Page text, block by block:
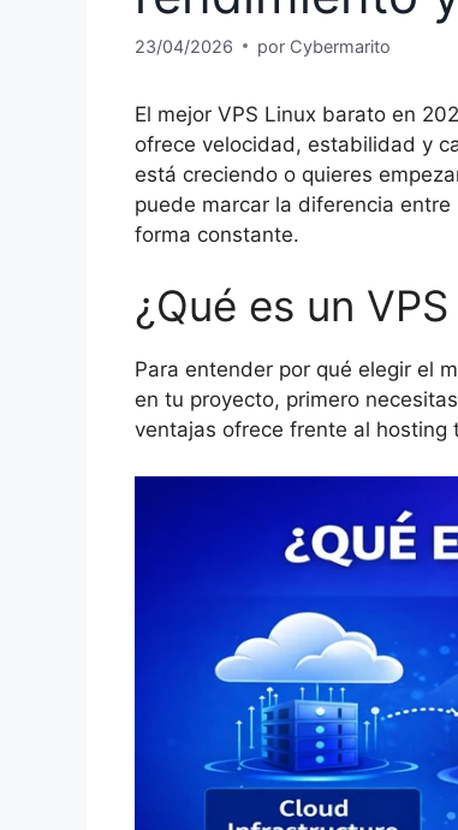
23/04/2026 por Cybermarito
El mejor VPS Linux barato en
ofrece velocidad, estabilidad y
está creciendo o quieres
puede marcar la diferencia
forma constante.
¿Qué es un
Para entender por qué elegir el
en tu proyecto, primero
ventajas ofrece frente al hosting